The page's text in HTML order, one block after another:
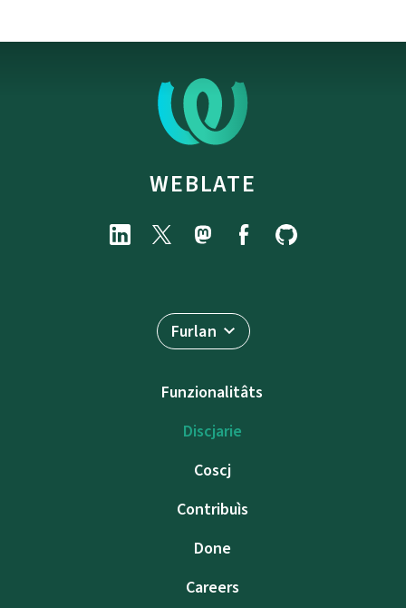
WEBLATE
Furlan
Funzionalitâts
Discjarie
Coscj
Contribuìs
Done
Careers